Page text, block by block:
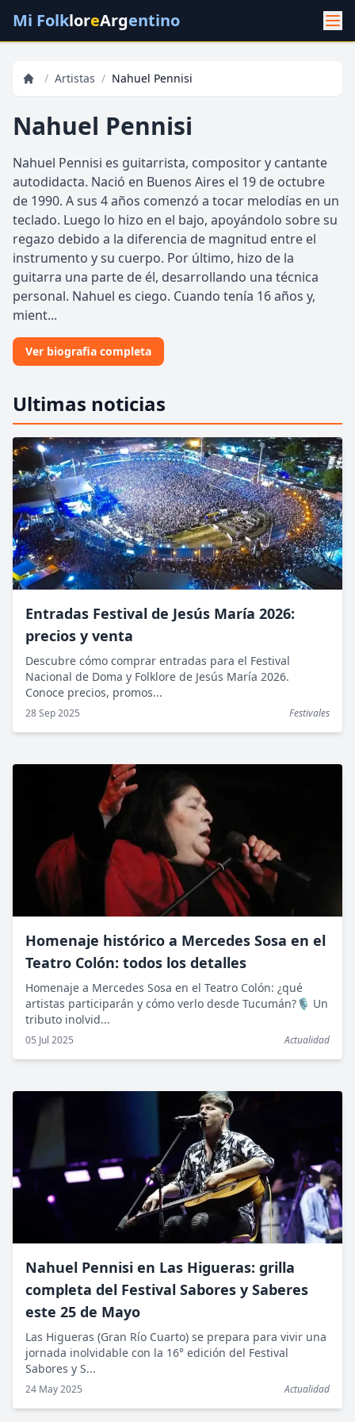
Mi FolkloreArgentino
/ Artistas / Nahuel Pennisi
Nahuel Pennisi
Nahuel Pennisi es guitarrista, compositor y cantante
autodidacta. Nació en Buenos Aires el 19 de octubre
de 1990. A sus 4 años comenzó a tocar melodías en un
teclado. Luego lo hizo en el bajo, apoyándolo sobre su
regazo debido a la diferencia de magnitud entre el
instrumento y su cuerpo. Por último, hizo de la
guitarra una parte de él, desarrollando una técnica
personal. Nahuel es ciego. Cuando tenía 16 años y,
mient...
Ver biografia completa
Ultimas noticias
Entradas Festival de Jesús María 2026:
precios y venta
Descubre cómo comprar entradas para el Festival
Nacional de Doma y Folklore de Jesús María 2026.
Conoce precios, promos...
28 Sep 2025 Festivales
Homenaje histórico a Mercedes Sosa en el
Teatro Colón: todos los detalles
Homenaje a Mercedes Sosa en el Teatro Colón: ¿qué
artistas participarán y cómo verlo desde Tucumán?🎙️ Un
tributo inolvid...
05 Jul 2025 Actualidad
Nahuel Pennisi en Las Higueras: grilla
completa del Festival Sabores y Saberes
este 25 de Mayo
Las Higueras (Gran Río Cuarto) se prepara para vivir una
jornada inolvidable con la 16° edición del Festival
Sabores y S...
24 May 2025 Actualidad